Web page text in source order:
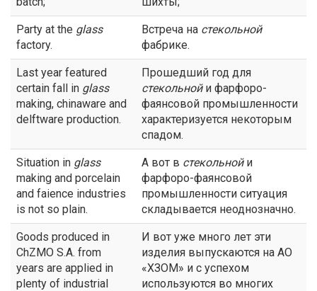
Party at the glass
factory.
Встреча на стекольной
фабрике.
Last year featured
certain fall in glass
making, chinaware and
delftware production.
Прошедший год для
стекольнойи фарфоро-
фаянсовой промышленности
характеризуется некоторым
спадом.
Situation in glass
making and porcelain
and faience industries
is not so plain.
А вот в стекольнойи
фарфоро-фаянсовой
промышленности ситуация
складывается неоднозначно.
Goods produced in
ChZMO S.A. from
years are applied in
plenty of industrial
И вот уже много лет эти
изделия выпускаются на АО
«ХЗОМ» и с успехом
используются во многих